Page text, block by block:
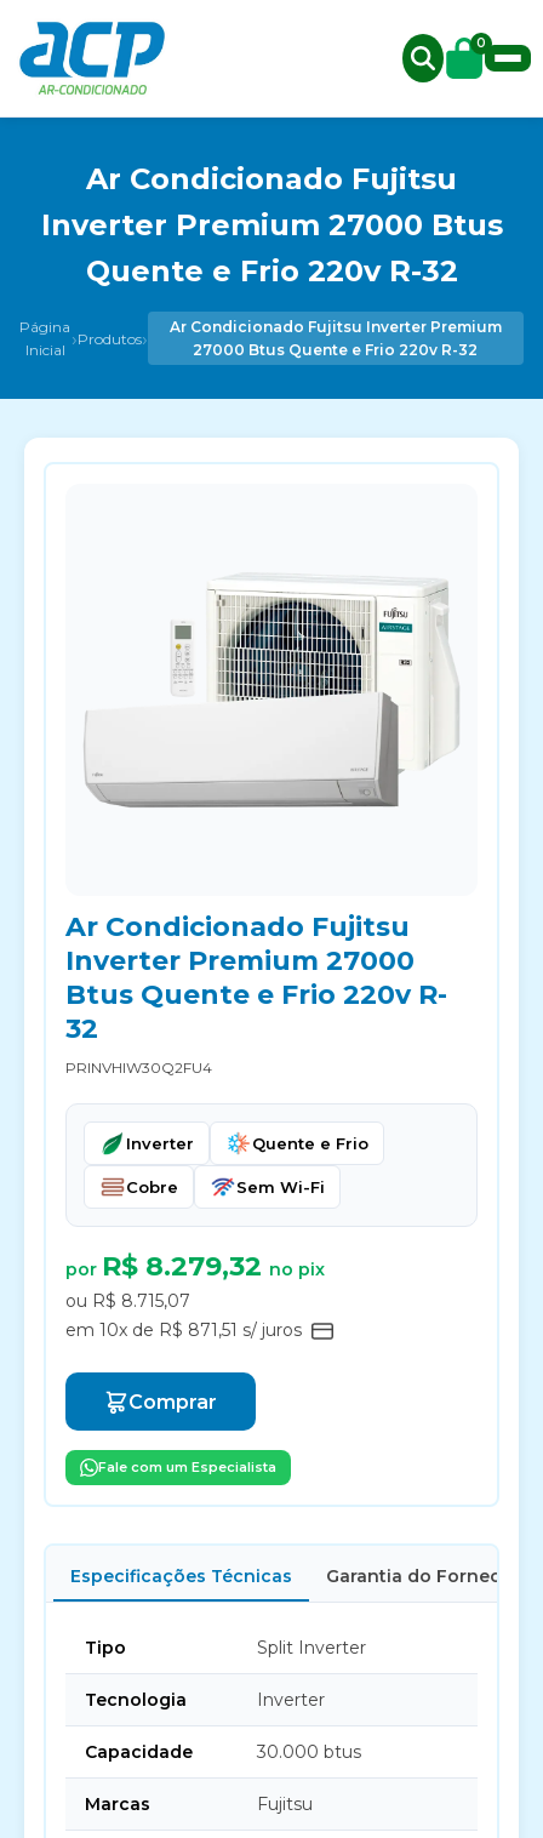
0
Ar Condicionado Fujitsu
Inverter Premium 27000 Btus
Quente e Frio 220v R-32
Página
Inicial ›Produtos›
Ar Condicionado Fujitsu Inverter Premium
27000 Btus Quente e Frio 220v R-32
Ar Condicionado Fujitsu
Inverter Premium 27000
Btus Quente e Frio 220v R-
32
PRINVHIW30Q2FU4
Inverter Quente e Frio
Cobre Sem Wi-Fi
por R$ 8.279,32 no pix
ou R$ 8.715,07
em 10x de R$ 871,51 s/ juros
Comprar
Fale com um Especialista
Especificações Técnicas Garantia do Fornecedor
Tipo Split Inverter
Tecnologia Inverter
Capacidade 30.000 btus
Marcas Fujitsu